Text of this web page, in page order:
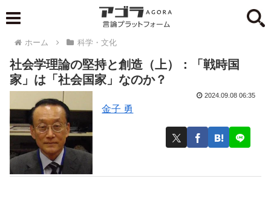
ホーム 科学・文化
社会学理論の堅持と創造（上）：「戦時国
家」は「社会国家」なのか？
金子 勇
2024.09.08 06:35